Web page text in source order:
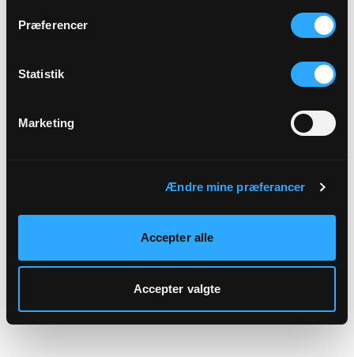
Præferencer
Statistik
Marketing
Ændre mine præferancer
Accepter alle
Accepter valgte